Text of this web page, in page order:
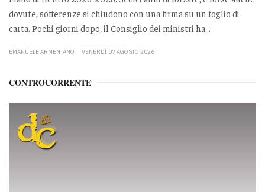
dovute, sofferenze si chiudono con una firma su un foglio di
carta. Pochi giorni dopo, il Consiglio dei ministri ha...
EMANUELE ARMENTANO VENERDÌ 07 AGOSTO 2026
CONTROCORRENTE